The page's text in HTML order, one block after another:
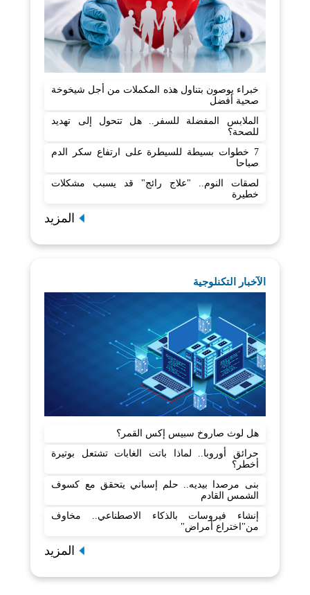
خبراء يوصون بتناول هذه المكملات من أجل شيخوخة
صحية أفضل
الملابس المفضلة للسفر.. هل تتحول إلى تهديد
للصحة؟
7 خطوات بسيطة للسيطرة على ارتفاع سكر الدم
صباحا
لصقات النوم.. "علاج رائج" قد يسبب مشكلات
خطيرة
المزيد
الآخبار التكنلوجية
هل لوث صاروخ سبيس إكس القمر؟
حرائق أوروبا.. لماذا باتت الغابات تشتعل بوتيرة
أخطر؟
بنى مرصدا بيديه.. حلم إسباني يتحقق مع كسوف
الشمس القادم
إنشاء فيروسات بالذكاء الاصطناعي.. مخاوف
من"اختراع أمراض"
المزيد